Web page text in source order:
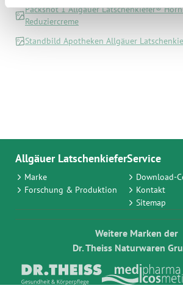
Packshot 1 Allgäuer Latschenkiefer®
Reduziercreme
Standbild Apotheken Allgäuer
Allgäuer Latschenkiefer
Marke
Forschung & Produktion
Service
Download-
Kontakt
Sitemap
Weitere Marken der
Dr. Theiss Naturwaren